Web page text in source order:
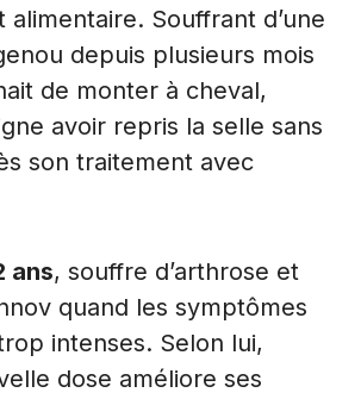
alimentaire. Souffrant d’une
depuis plusieurs mois
de monter à cheval,
avoir repris la selle sans
son traitement avec
ans, souffre d’arthrose et
quand les symptômes
intenses. Selon lui,
dose améliore ses